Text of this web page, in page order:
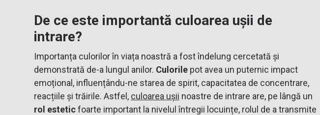
De ce este importantă culoarea ușii de
intrare?
Importanța culorilor în viața noastră a fost îndelung cercetată și
demonstrată de-a lungul anilor. Culorile pot avea un puternic impact
emoțional, influențându-ne starea de spirit, capacitatea de concentrare,
reacțiile și trăirile. Astfel, culoarea ușii noastre de intrare are, pe lângă un
rol esteticfoarte important la nivelul întregii locuințe, rolul de a transmite